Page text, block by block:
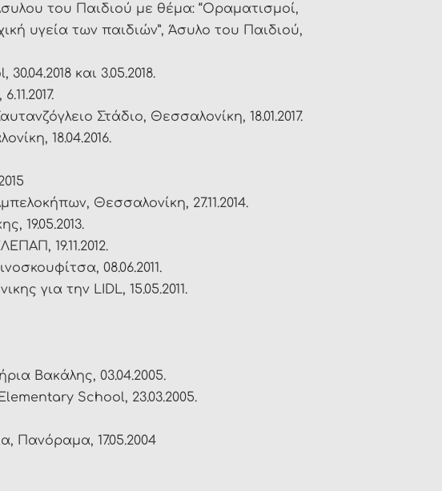
του Παιδιού με θέμα: “Οραματισμοί,
υγεία των παιδιών”, Άσυλο του Παιδιού,
και 3.05.2018.
Στάδιο, Θεσσαλονίκη, 18.01.2017.
18.04.2016.
Θεσσαλονίκη, 27.11.2014.
19.05.2013.
19.11.2012.
08.06.2011.
για την LIDL, 15.05.2011.
Βακάλης, 03.04.2005.
School, 23.03.2005.
Πανόραμα, 17.05.2004